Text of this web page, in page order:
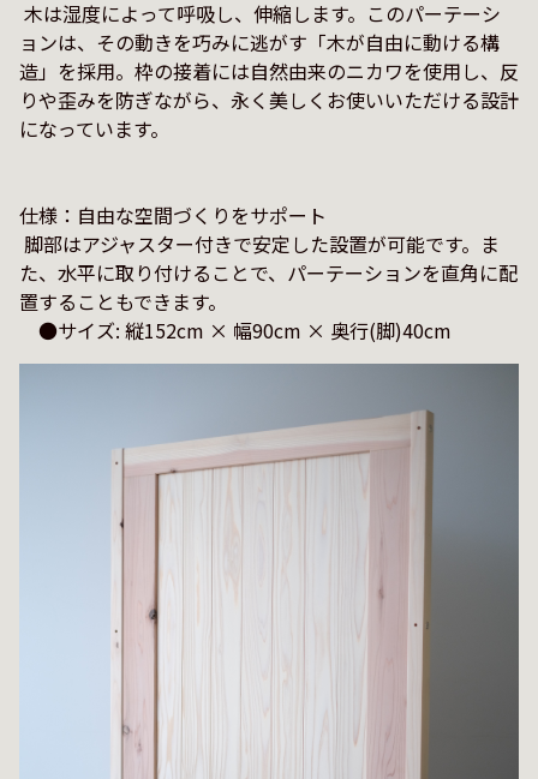
ョンは、その動きを巧みに逃がす「木が自由に動ける構
造」を採用。枠の接着には自然由来のニカワを使用し、反
りや歪みを防ぎながら、永く美しくお使いいただける設計
になっています。
仕様：自由な空間づくりをサポート
た、水平に取り付けることで、パーテーションを直角に配
置することもできます。